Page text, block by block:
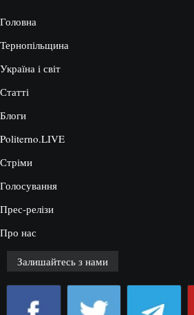
Головна
Тернопільщина
Україна і світ
Статті
Блоги
Politerno.LIVE
Стріми
Голосування
Прес-релізи
Про нас
Залишайтесь з нами